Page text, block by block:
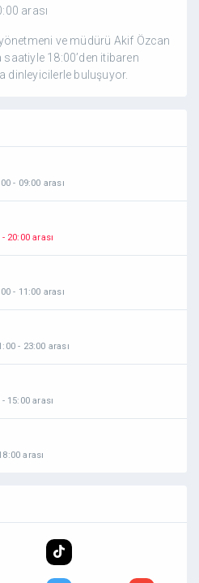
arası
ve müdürü Akif Özcan
18:00’den itibaren
dinleyicilerle buluşuyor.
- 09:00 arası
20:00 arası
- 11:00 arası
- 23:00 arası
15:00 arası
arası